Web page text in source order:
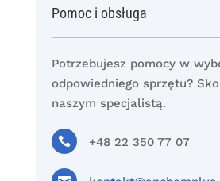
Pomoc i obsługa
Potrzebujesz pomocy w
odpowiedniego sprzętu?
naszym specjalistą.
 +48 22 350 77 07